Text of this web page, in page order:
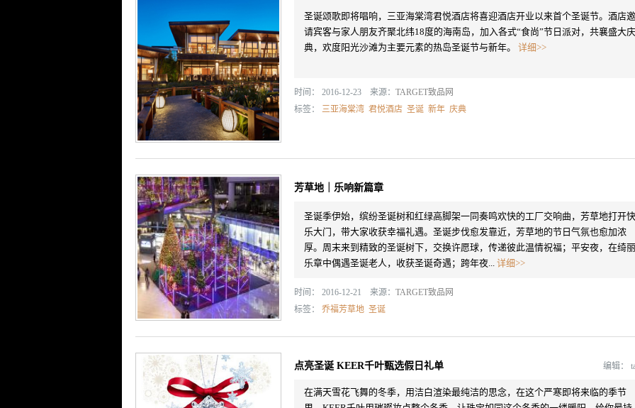
圣诞颂歌即将唱响，三亚海棠湾君悦酒店将喜迎酒店开业以来首个圣诞节。酒店邀
请宾客与家人朋友齐聚北纬18度的海南岛，加入各式“食尚”节日派对，共襄盛大庆
典，欢度阳光沙滩为主要元素的热岛圣诞节与新年。 详细>>
时间： 2016-12-23 来源： TARGET致品网
标签： 三亚海棠湾 君悦酒店 圣诞 新年 庆典
芳草地｜乐响新篇章
圣诞季伊始，缤纷圣诞树和红绿高脚架一同奏鸣欢快的工厂交响曲，芳草地打开快
乐大门，带大家收获幸福礼遇。圣诞步伐愈发靠近，芳草地的节日气氛也愈加浓
厚。周末来到精致的圣诞树下，交换许愿球，传递彼此温情祝福；平安夜，在绮丽
乐章中偶遇圣诞老人，收获圣诞奇遇；跨年夜... 详细>>
时间： 2016-12-21 来源： TARGET致品网
标签： 乔福芳草地 圣诞
点亮圣诞 KEER千叶甄选假日礼单 编辑：
在满天雪花飞舞的冬季，用洁白渲染最纯洁的思念，在这个严寒即将来临的季节